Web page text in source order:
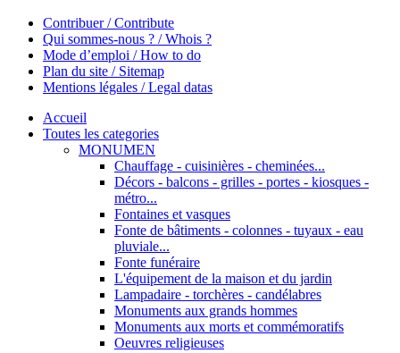
Contribuer / Contribute
Qui sommes-nous ? / Whois ?
Mode d’emploi / How to do
Plan du site / Sitemap
Mentions légales / Legal datas
Accueil
Toutes les categories
MONUMEN
Chauffage - cuisinières - cheminées...
Décors - balcons - grilles - portes - kiosques -
métro...
Fontaines et vasques
Fonte de bâtiments - colonnes - tuyaux - eau
pluviale...
Fonte funéraire
L'équipement de la maison et du jardin
Lampadaire - torchères - candélabres
Monuments aux grands hommes
Monuments aux morts et commémoratifs
Oeuvres religieuses